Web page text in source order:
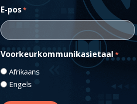
E-pos*
Voorkeurkommunikasietaal *
Afrikaans
Engels